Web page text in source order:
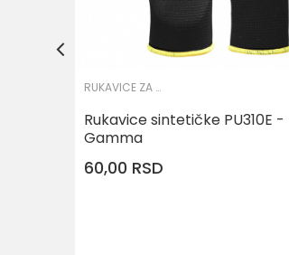
RUKAVICE ZA PRECIZNE RADOVE
Rukavice sintetičke PU310E -
Gamma
60,00 RSD